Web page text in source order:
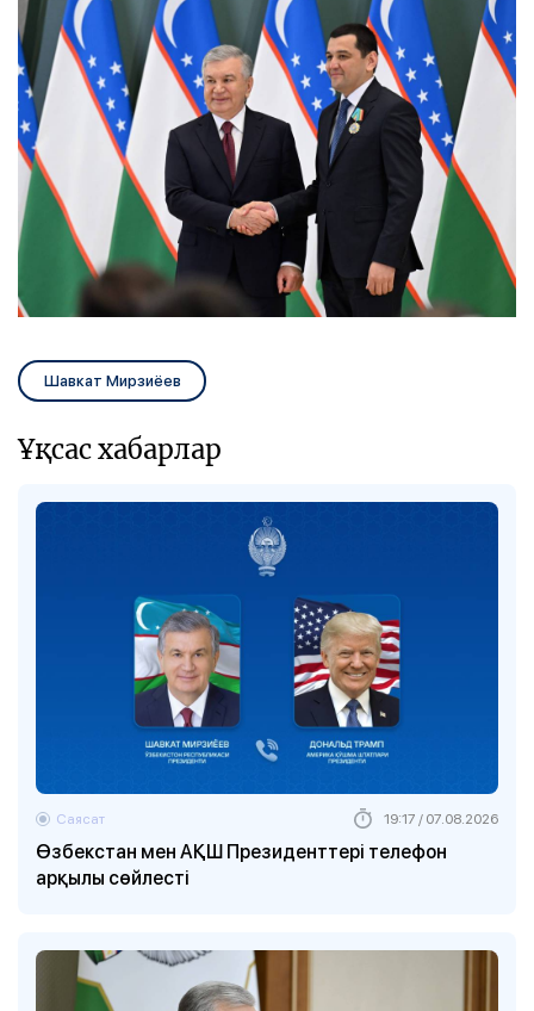
Шавкат Мирзиёев
Ұқсас хабарлар
Өзбекстан мен АҚШ Президенттері телефон
арқылы сөйлесті
Саясат 19:17 / 07.08.2026